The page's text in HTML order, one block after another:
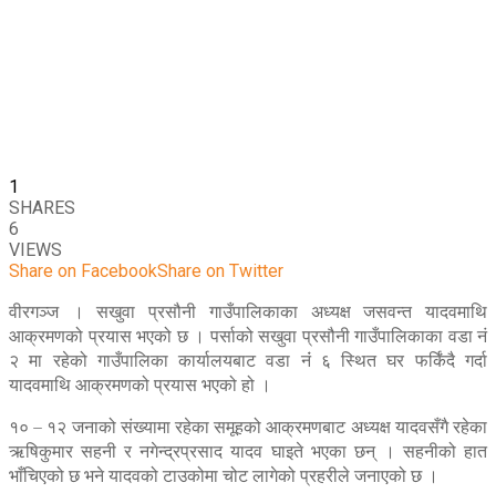
1
SHARES
6
VIEWS
Share on FacebookShare on Twitter
वीरगञ्ज । सखुवा प्रसौनी गाउँपालिकाका अध्यक्ष जसवन्त यादवमाथि
आक्रमणको प्रयास भएको छ । पर्साको सखुवा प्रसौनी गाउँपालिकाका वडा नं
२ मा रहेको गाउँपालिका कार्यालयबाट वडा नंं ६ स्थित घर फर्किंदै गर्दा
यादवमाथि आक्रमणको प्रयास भएको हो ।
१० – १२ जनाको संख्यामा रहेका समूहको आक्रमणबाट अध्यक्ष यादवसँगै रहेका
ऋषिकुमार सहनी र नगेन्द्रप्रसाद यादव घाइते भएका छन् । सहनीको हात
भाँचिएको छ भने यादवको टाउकोमा चोट लागेको प्रहरीले जनाएको छ ।